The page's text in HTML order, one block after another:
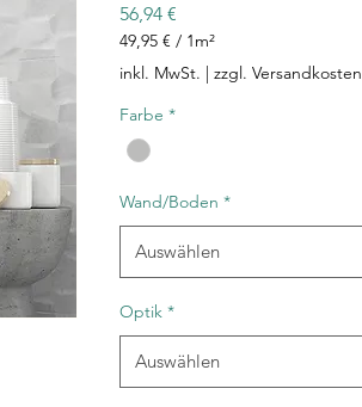
56,94 €
49,95 € / 1m²
49,95 €
pro
1
inkl. MwSt. | zzgl. Versandkosten
Farbe *
Wand/Boden *
Auswählen
Optik *
Auswählen